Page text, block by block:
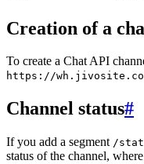
Creation of a
To create a Chat API
https://
Channel status#
If you add a segment /
status of the channel, where